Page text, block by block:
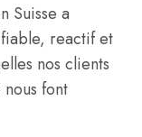
Suisse a
reactif et
nos clients
font